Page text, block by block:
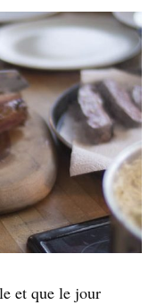
et que le jour